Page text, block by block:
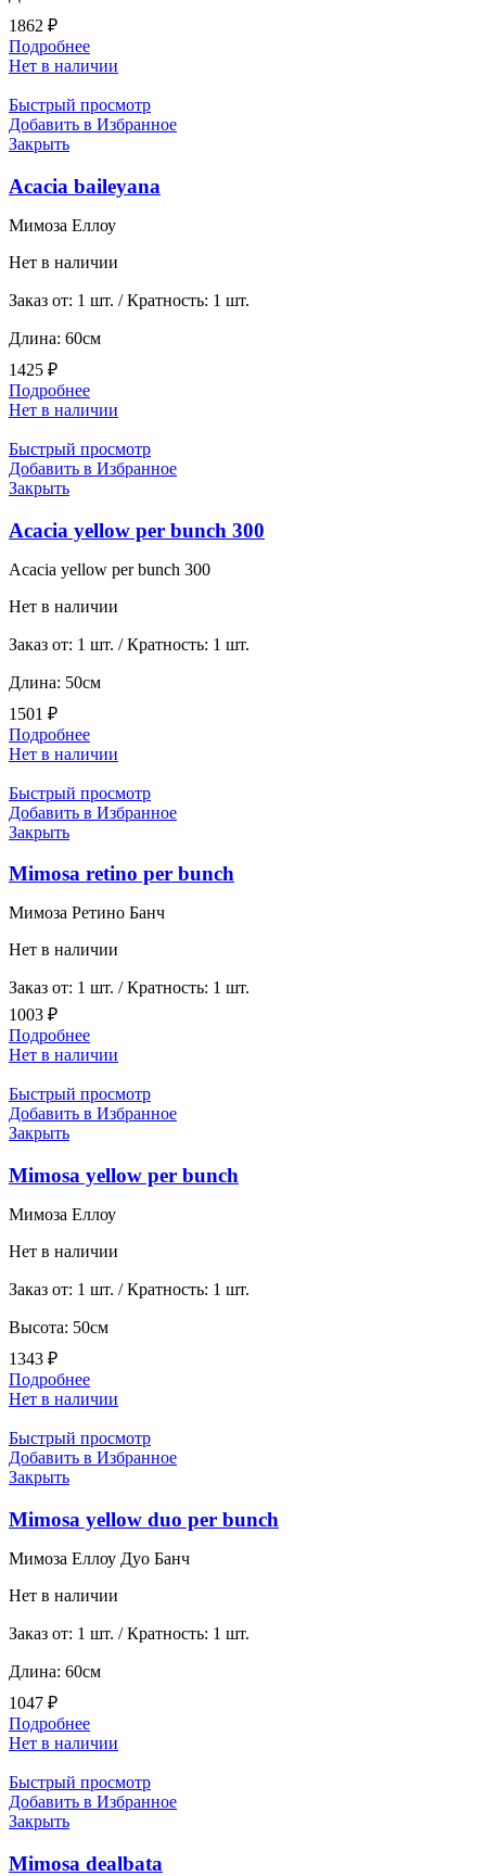
1862 ₽
Подробнее
Нет в наличии
Быстрый просмотр
Добавить в Избранное
Закрыть
Acacia baileyana
Мимоза Еллоу
Нет в наличии
Заказ от: 1 шт. / Кратность: 1 шт.
Длина: 60см
1425 ₽
Подробнее
Нет в наличии
Быстрый просмотр
Добавить в Избранное
Закрыть
Acacia yellow per bunch 300
Acacia yellow per bunch 300
Нет в наличии
Заказ от: 1 шт. / Кратность: 1 шт.
Длина: 50см
1501 ₽
Подробнее
Нет в наличии
Быстрый просмотр
Добавить в Избранное
Закрыть
Mimosa retino per bunch
Мимоза Ретино Банч
Нет в наличии
Заказ от: 1 шт. / Кратность: 1 шт.
1003 ₽
Подробнее
Нет в наличии
Быстрый просмотр
Добавить в Избранное
Закрыть
Mimosa yellow per bunch
Мимоза Еллоу
Нет в наличии
Заказ от: 1 шт. / Кратность: 1 шт.
Высота: 50см
1343 ₽
Подробнее
Нет в наличии
Быстрый просмотр
Добавить в Избранное
Закрыть
Mimosa yellow duo per bunch
Мимоза Еллоу Дуо Банч
Нет в наличии
Заказ от: 1 шт. / Кратность: 1 шт.
Длина: 60см
1047 ₽
Подробнее
Нет в наличии
Быстрый просмотр
Добавить в Избранное
Закрыть
Mimosa dealbata